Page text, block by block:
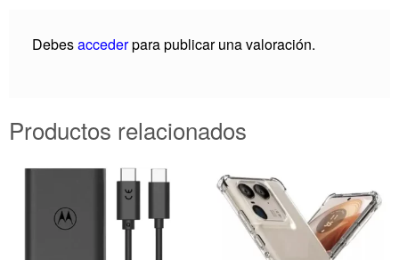
Debesaccederpara publicar una valoración.
Productos relacionados